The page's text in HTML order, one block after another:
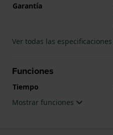
Garantía
Ver todas las especificaciones
Funciones
Tiempo
Mostrar funciones